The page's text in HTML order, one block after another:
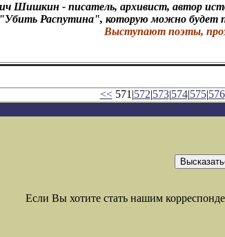
Шишкин - писатель, архивист, автор
"Убить Распутина", которую можно будет
Выступают поэты,
<<571|572|573|574|575|576
Если Вы хотите стать нашим